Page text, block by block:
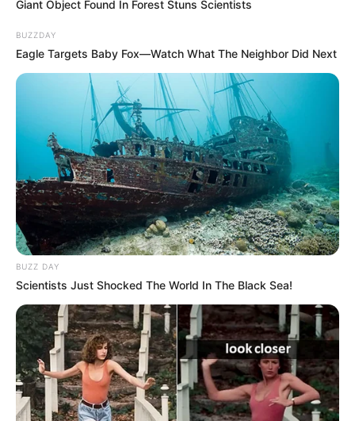
Preußen-Museum Nordrhein-Westfalen - Anhand
erbauten Defensionskaserne in Minden über die fast
Vergangenheit Mindens und Westfalens erinnert.
Informationen unterweb.preussenmuseum.de
Bergwerk Kleinenbremen - Ein Besucherbergwerk
inPorta Westfalicamit unterirdischem See (Blaue
Lagune). Das durch den Abbau von Eisenerz
entstandene Bergwerk wurde von der Akademie der
Geowissenschaften in Hannover zum Nationalen
Geotop erklärt. Informationen unterwww.bergwerk-kl
einenbremen.de.
Potts Park - Ein Freizeit- und Erlebnispark zum
Mitmachen und Mitlachen in Minden. Informationen
unterwww.pottspark-minden.de .
Museumshof Rahden - Auf einem vollständig
eingerichteten Bauerngehöft nebst Nebengebäuden
zeigt das Freilichtmuseum in Rahden die bäuerliche
Lebensweise des 19. Jahrhunderts. Informationen
Giant Object Found In Forest Stuns Scientists
BUZZDAY
Eagle Targets Baby Fox—Watch What The Neighbor Did Next
BUZZ DAY
Scientists Just Shocked The World In The Black Sea!